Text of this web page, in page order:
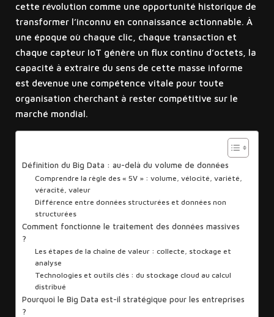
cette révolution comme une opportunité historique de
transformer l’inconnu en connaissance actionnable. À
une époque où chaque clic, chaque transaction et
chaque capteur IoT génère un flux continu d’octets, la
capacité à extraire du sens de cette masse informe
est devenue une compétence vitale pour toute
organisation cherchant à rester compétitive sur le
marché mondial.
Définition du Big Data : au-delà du volume de données
Comprendre la règle des « 5V » : volume, vélocité, variété,
véracité, valeur
Différence entre données structurées et données non
structurées
Comment fonctionne le traitement des données massives
?
Les étapes de la chaîne de valeur : collecte, stockage et
analyse
Technologies et outils clés : du stockage cloud au calcul
distribué
Pourquoi le Big Data est-il stratégique pour les entreprises
?